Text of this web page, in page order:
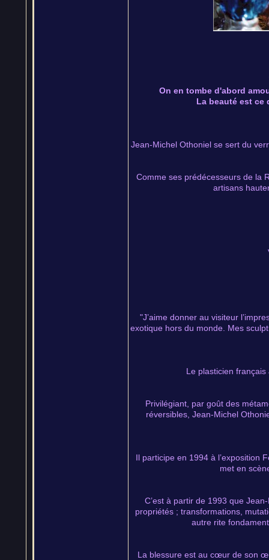
On en tombe d'abord
La beauté est ce
Jean-Michel Othoniel se sert du
Comme ses prédécesseurs de la
artisans
"J’aime donner au visiteur
exotique hors du monde. Mes
Le plasticien
Privilégiant, par goût des
réversibles, Jean-Michel
Il participe en 1994 à l’exposition
met en
C’est à partir de 1993 que
propriétés ; transformations,
autre rite
La blessure est au cœur de son